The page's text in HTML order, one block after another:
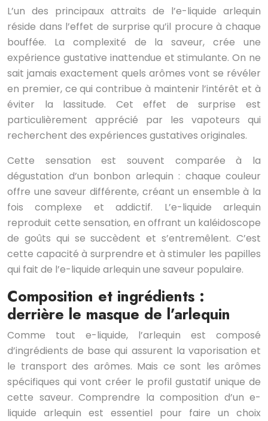
L’un des principaux attraits de l’e-liquide arlequin
réside dans l’effet de surprise qu’il procure à chaque
bouffée. La complexité de la saveur, crée une
expérience gustative inattendue et stimulante. On ne
sait jamais exactement quels arômes vont se révéler
en premier, ce qui contribue à maintenir l’intérêt et à
éviter la lassitude. Cet effet de surprise est
particulièrement apprécié par les vapoteurs qui
recherchent des expériences gustatives originales.
Cette sensation est souvent comparée à la
dégustation d’un bonbon arlequin : chaque couleur
offre une saveur différente, créant un ensemble à la
fois complexe et addictif. L’e-liquide arlequin
reproduit cette sensation, en offrant un kaléidoscope
de goûts qui se succèdent et s’entremêlent. C’est
cette capacité à surprendre et à stimuler les papilles
qui fait de l’e-liquide arlequin une saveur populaire.
Composition et ingrédients :
derrière le masque de l’arlequin
Comme tout e-liquide, l’arlequin est composé
d’ingrédients de base qui assurent la vaporisation et
le transport des arômes. Mais ce sont les arômes
spécifiques qui vont créer le profil gustatif unique de
cette saveur. Comprendre la composition d’un e-
liquide arlequin est essentiel pour faire un choix